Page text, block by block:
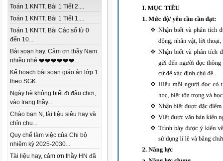
Toán 1 KNTT. Bài 1 Tiết 2....
Toán 1 KNTT. Bài 1 Tiết 1....
Toán 1 KNTT. Bài Các số từ 0
đến 10...
Bài soạn hay. Cảm ơn thầy Nam
nhiều nhé ❤️❤️❤️❤️❤️❤️...
Kế hoạch bài soạn giáo án lớp 1
theo SGK...
Ngày hè không biết đi đâu chơi,
vào trang thầy...
Chào bạn N, tài liệu siêu hay và
chỉn chu...
Quy chế làm việc của Chi bộ
nhiệm kỳ 2025-2030...
Tài liệu hay, cảm ơn thầy HN đã